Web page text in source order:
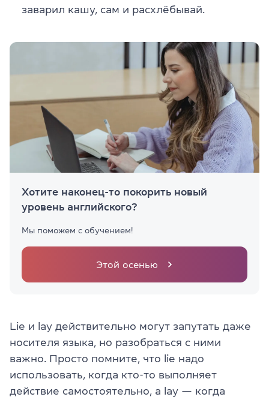
заварил кашу, сам и расхлёбывай
Хотите наконец-то покорить новый
уровень английского?
Мы поможем c обучением!
Этой осенью
Lie и lay действительно могут запутать даже
носителя языка, но разобраться с ними
важно. Просто помните, что lie надо
использовать, когда кто-то выполняет
действие самостоятельно, а lay — когда